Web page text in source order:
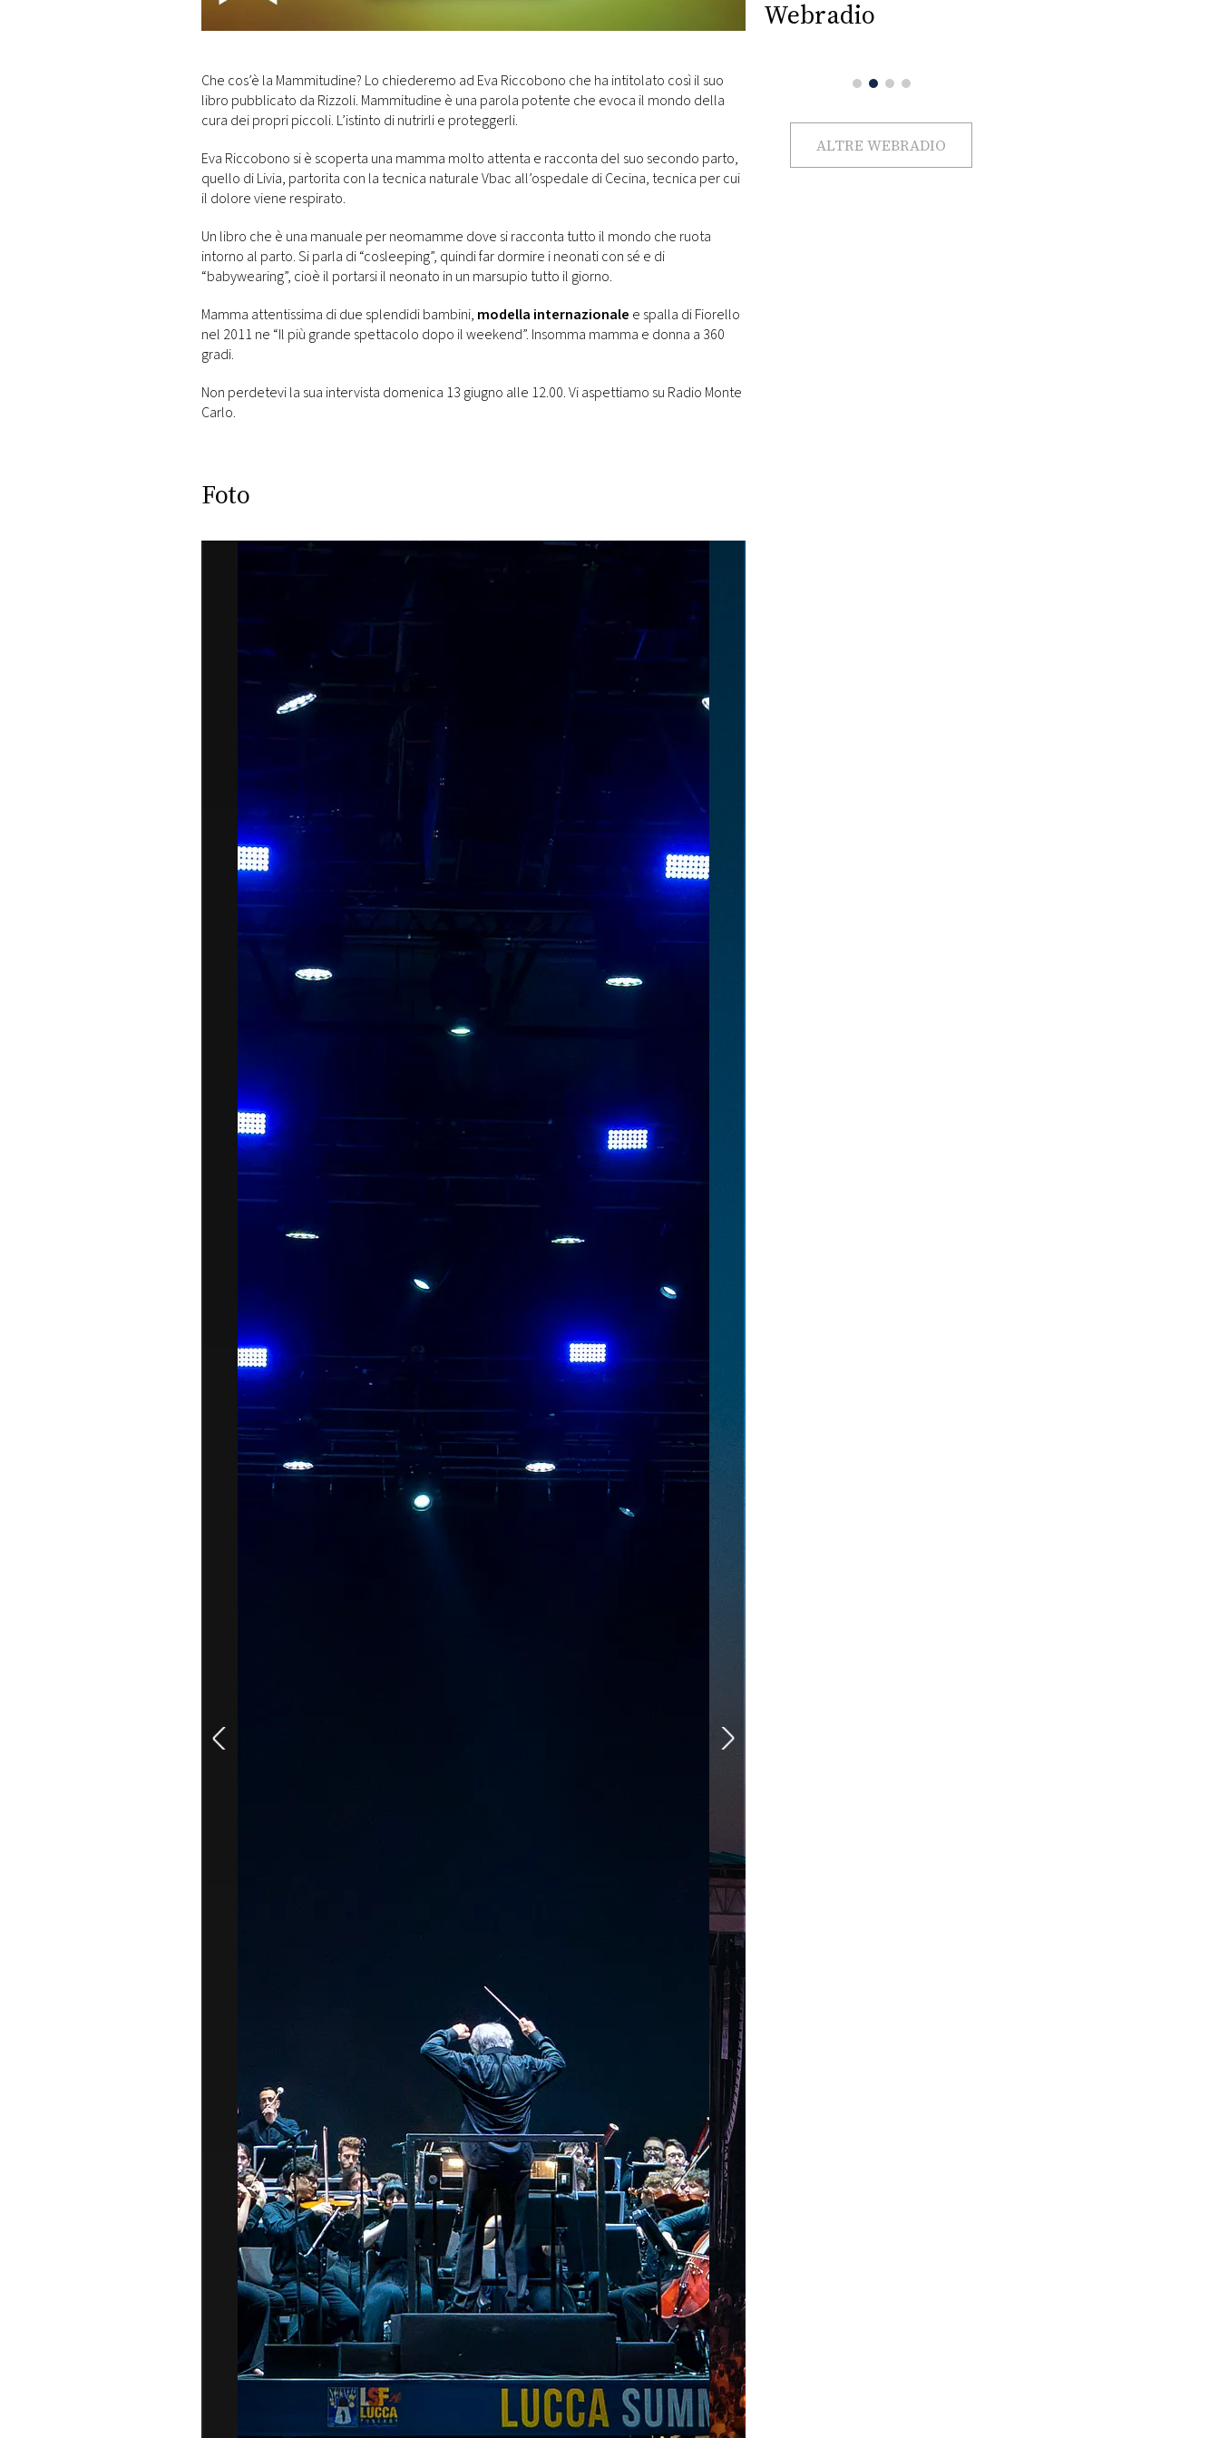
MONACO
RMC
CONSIGLIA
Che cos’è la Mammitudine? Lo chiederemo ad Eva Riccobono che ha intitolato così il suo
libro pubblicato da Rizzoli. Mammitudine è una parola potente che evoca il mondo della
cura dei propri piccoli. L’istinto di nutrirli e proteggerli.
Eva Riccobono si è scoperta una mamma molto attenta e racconta del suo secondo parto,
quello di Livia, partorita con la tecnica naturale Vbac all’ospedale di Cecina, tecnica per cui
il dolore viene respirato.
Un libro che è una manuale per neomamme dove si racconta tutto il mondo che ruota
intorno al parto. Si parla di “cosleeping”, quindi far dormire i neonati con sé e di
“babywearing”, cioè il portarsi il neonato in un marsupio tutto il giorno.
Mamma attentissima di due splendidi bambini, modella internazionale e spalla di Fiorello
nel 2011 ne “Il più grande spettacolo dopo il weekend”. Insomma mamma e donna a 360
gradi.
Non perdetevi la sua intervista domenica 13 giugno alle 12.00. Vi aspettiamo su Radio Monte
Carlo.
Foto
Webradio
ALTRE WEBRADIO